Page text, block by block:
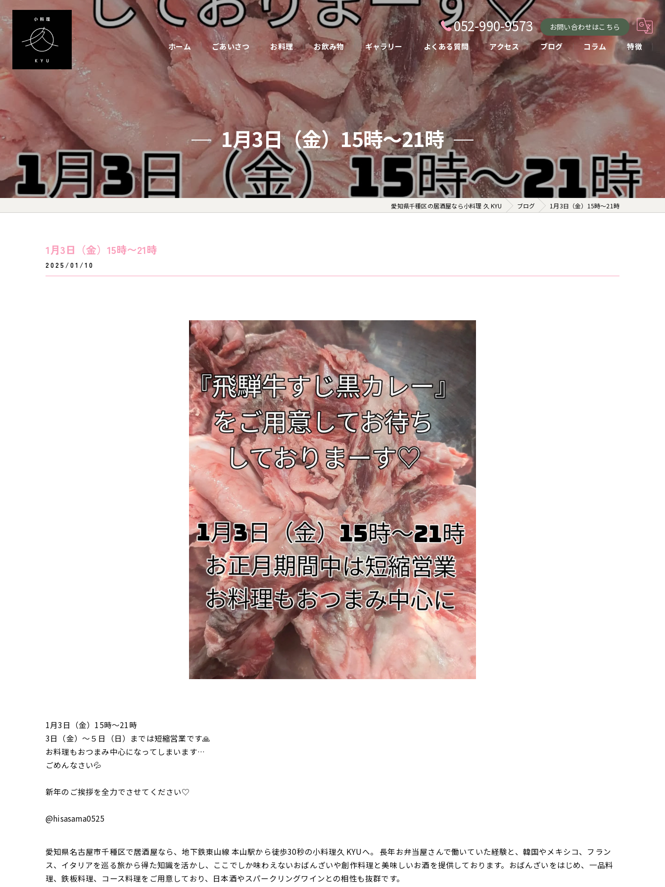
052-990-9573 お問い合わせはこちら
ホーム ごあいさつ お料理 お飲み物 ギャラリー よくある質問 アクセス ブログ コラム 特徴
小料理
コース
お酒
1月3日（金）15時〜21時
愛知県千種区の居酒屋なら小料理 久 KYU ブログ 1月3日（金）15時〜21時
1月3日（金）15時〜21時
2025/01/10
1月3日（金）15時〜21時
3日（金）〜５日（日）までは短縮営業です🙏
お料理もおつまみ中心になってしまいます…
ごめんなさい💦
新年のご挨拶を全力でさせてください♡
@hisasama0525
愛知県名古屋市千種区で居酒屋なら、地下鉄東山線 本山駅から徒歩30秒の小料理久 KYUへ。 長年お弁当屋さんで働いていた経験と、韓国やメキシコ、フラン
ス、イタリアを巡る旅から得た知識を活かし、ここでしか味わえないおばんざいや創作料理と美味しいお酒を提供しております。おばんざいをはじめ、一品料
理、鉄板料理、コース料理をご用意しており、日本酒やスパークリングワインとの相性も抜群です。